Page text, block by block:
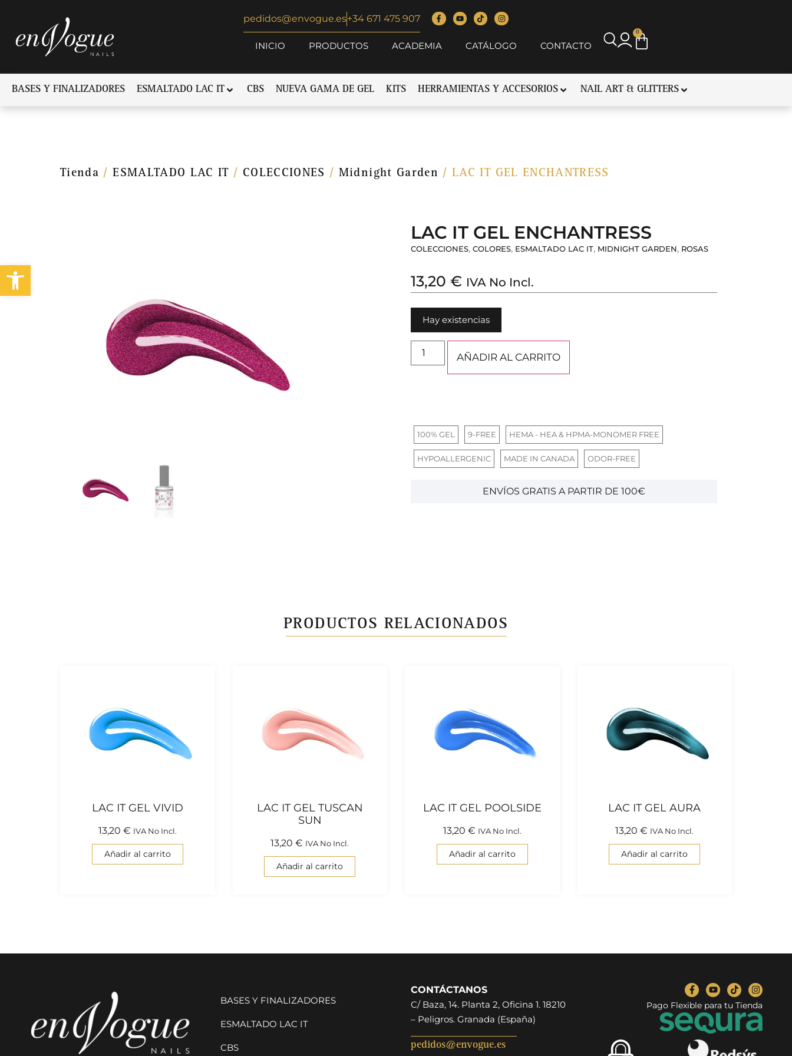
Abrir barra de herramientas
pedidos@envogue.es+34 671 475 907
INICIO PRODUCTOS ACADEMIA CATÁLOGO CONTACTO
0
BASES Y FINALIZADORES ESMALTADO LAC IT CBS NUEVA GAMA DE GEL KITS HERRAMIENTAS Y ACCESORIOS NAIL ART & GLITTERS
Tienda /ESMALTADO LAC IT / COLECCIONES / Midnight Garden / LAC IT GEL ENCHANTRESS
LAC IT GEL ENCHANTRESS
COLECCIONES, COLORES, ESMALTADO LAC IT, MIDNIGHT GARDEN, ROSAS
13,20 € IVA No Incl.
Hay existencias
AÑADIR AL CARRITO
100% GEL 9-FREE HEMA - HEA & HPMA-MONOMER FREE
HYPOALLERGENIC MADE IN CANADA ODOR-FREE
ENVÍOS GRATIS A PARTIR DE 100€
PRODUCTOS RELACIONADOS
LAC IT GEL VIVID
13,20 € IVA No Incl.
Añadir al carrito
LAC IT GEL TUSCAN
SUN
13,20€ IVA No Incl.
Añadir al carrito
LAC IT GEL POOLSIDE
13,20 € IVA No Incl.
Añadir al carrito
LAC IT GEL AURA
13,20€ IVA No Incl.
Añadir al carrito
BASES Y FINALIZADORES
ESMALTADO LAC IT
CBS
CONTÁCTANOS
C/ Baza, 14. Planta 2, Oficina 1. 18210
– Peligros. Granada (España)
pedidos@envogue.es
Pago Flexible para tu Tienda